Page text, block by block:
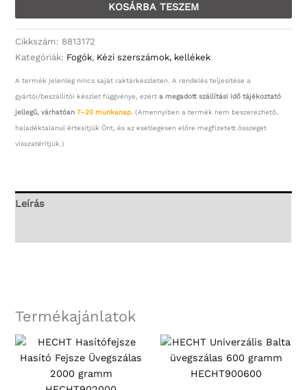
mennyiség
KOSÁRBA TESZEM
Cikkszám: 8813172
Kategóriák: Fogók, Kézi szerszámok, kellékek
A termék jelenleg nincs saját raktárkészleten. A rendelés teljesítése a
gyártói/beszállítói készlet függvénye, ezérta megadott szállítási idő tájékoztató
jellegű, várhatóan7–20 munkanap. (Amennyiben a termék nem beszerezhető,
haladéktalanul értesítjük Önt, és az esetlegesen előre megfizetett összeget
visszatérítjük.)
Leírás
Termékajánlatok